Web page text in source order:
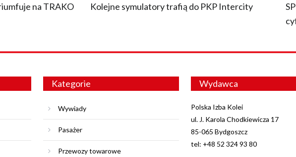
na TRAKO
Kolejne symulatory trafią do PKP Intercity
Kategorie
Wywiady
Pasażer
Przewozy towarowe
Wydawca
Polska Izba Kolei
ul. J. Karola Chodkiewicza 17
85-065 Bydgoszcz
tel: +48 52 324 93 80